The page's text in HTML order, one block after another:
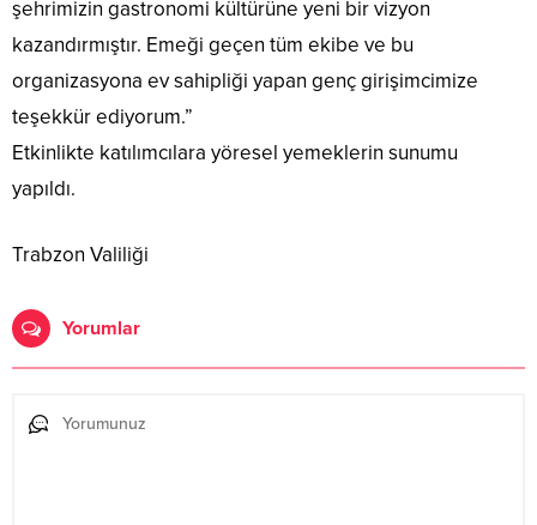
şehrimizin gastronomi kültürüne yeni bir vizyon
kazandırmıştır. Emeği geçen tüm ekibe ve bu
organizasyona ev sahipliği yapan genç girişimcimize
teşekkür ediyorum.”
Etkinlikte katılımcılara yöresel yemeklerin sunumu
yapıldı.
Trabzon Valiliği
Yorumlar